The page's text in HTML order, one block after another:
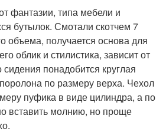
фантазии, типа мебели и
бутылок. Смотали скотчем 7
объема, получается основа для
облик и стилистика, зависит от
понадобится круглая
по размеру верха. Чехол
пуфика в виде цилиндра, а по
вставить молнию, но проще